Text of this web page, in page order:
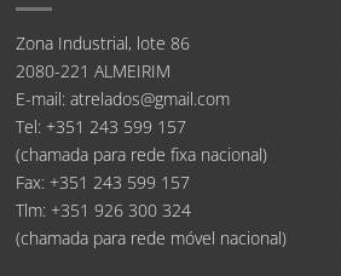
Zona Industrial, lote 86
2080-221 ALMEIRIM
E-mail: atrelados@gmail.com
Tel: +351 243 599 157
(chamada para rede fixa nacional)
Fax: +351 243 599 157
Tlm: +351 926 300 324
(chamada para rede móvel nacional)